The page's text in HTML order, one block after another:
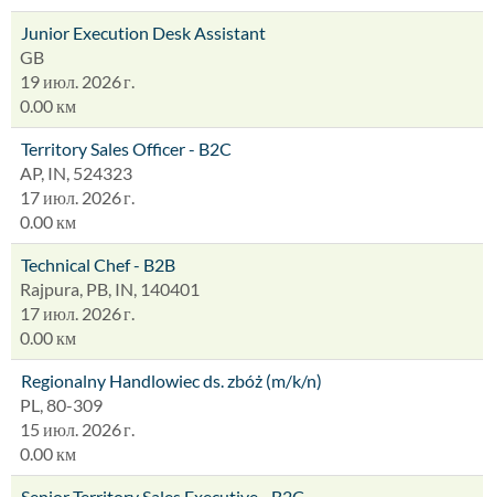
Junior Execution Desk Assistant
GB
19 июл. 2026 г.
0.00 км
Territory Sales Officer - B2C
AP, IN, 524323
17 июл. 2026 г.
0.00 км
Technical Chef - B2B
Rajpura, PB, IN, 140401
17 июл. 2026 г.
0.00 км
Regionalny Handlowiec ds. zbóż (m/k/n)
PL, 80-309
15 июл. 2026 г.
0.00 км